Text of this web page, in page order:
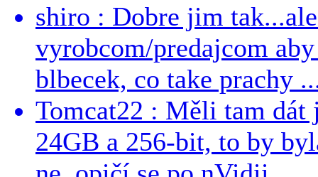
shiro : Dobre jim
vyrobcom/predajcom
blbecek, co take prachy
Tomcat22 : Měli tam dát
24GB a 256-bit, to by